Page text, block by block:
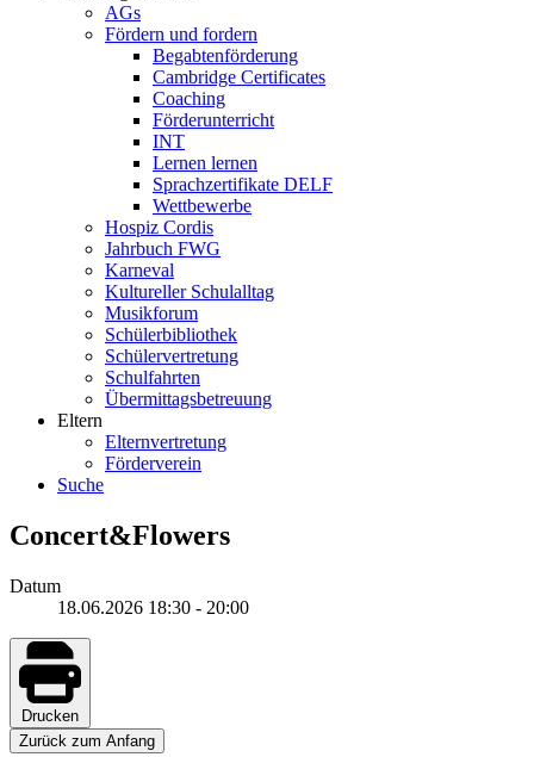
AGs
Fördern und fordern
Begabtenförderung
Cambridge Certificates
Coaching
Förderunterricht
INT
Lernen lernen
Sprachzertifikate DELF
Wettbewerbe
Hospiz Cordis
Jahrbuch FWG
Karneval
Kultureller Schulalltag
Musikforum
Schülerbibliothek
Schülervertretung
Schulfahrten
Übermittagsbetreuung
Eltern
Elternvertretung
Förderverein
Suche
Concert&Flowers
Datum
18.06.2026 18:30 - 20:00
Drucken
Zurück zum Anfang